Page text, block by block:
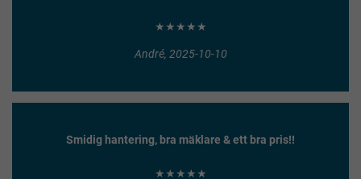
★★★★★
André, 2025-10-10
Smidig hantering, bra mäklare & ett bra pris!!
★★★★★